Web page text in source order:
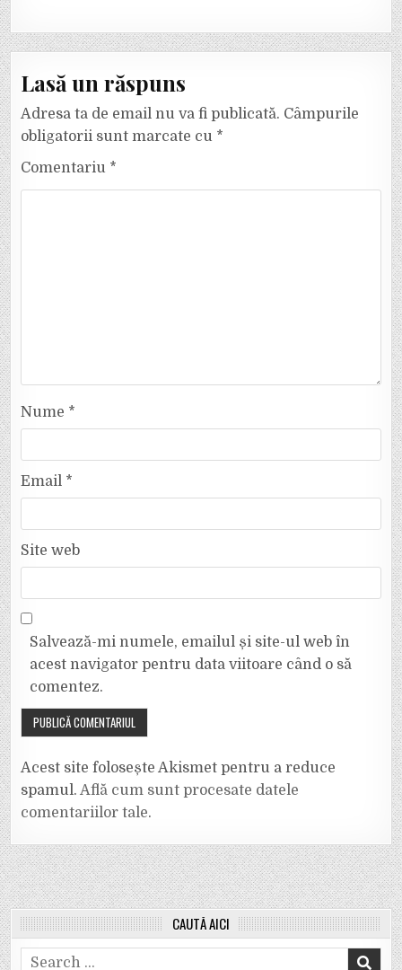
Lasă un răspuns
Adresa ta de email nu va fi publicată. Câmpurile
obligatorii sunt marcate cu *
Comentariu *
Nume *
Email *
Site web
Salvează-mi numele, emailul și site-ul web în
acest navigator pentru data viitoare când o să
comentez.
Acest site folosește Akismet pentru a reduce
spamul. Află cum sunt procesate datele
comentariilor tale.
CAUTĂ AICI
Search